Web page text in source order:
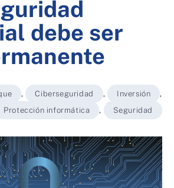
debe ser
, Ciberseguridad , Inversión
,
Protección informática
, Seguridad